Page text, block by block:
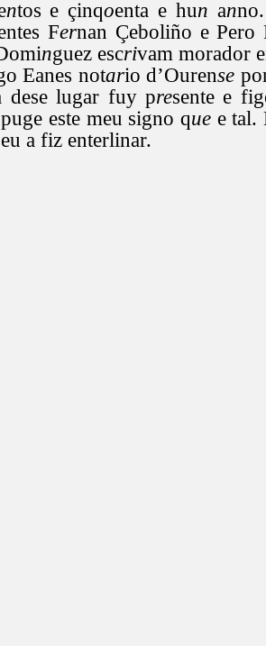
ntos e çinqoenta e hun an
Fernan Çeboliño e Pero
nguez escrivam morador
Eanes notario d’Ourense
dese lugar fuy presente e
este meu signo que e tal.
a fiz enterlinar.